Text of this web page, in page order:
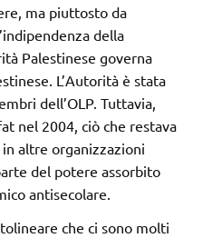
ma piuttosto da
della
Palestinese governa
L’Autorità è stata
dell’OLP. Tuttavia,
nel 2004, ciò che restava
altre organizzazioni
del potere assorbito
antisecolare.
che ci sono molti